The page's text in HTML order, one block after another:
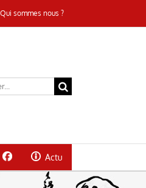
Qui sommes nous ?
Actu